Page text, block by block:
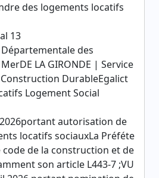
des logements locatifs
13
Départementale des
LA GIRONDE | Service
DurableEgalict
Logement Social
autorisation de
locatifs sociauxLa Préféte
code de la construction et de
son article L443-7 ;VU